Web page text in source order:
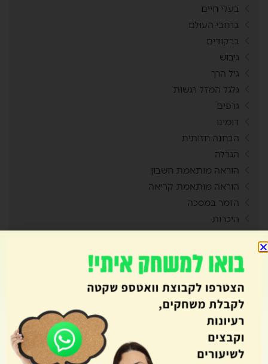
בעלי חיים
ברחבי העולם
ברקודים
גיבוש
גיל הרך
גלגל המזל רגשות
גרפים
דומינו
הבחנה חזותית
הגרלה
הוראה מותאמת חשבון
הוראה מותאמת קריאה
הזמר במסכה
היכרות
השראה למשחקים
התמודדות
וואטסאפ
ויקיקידס
זהירות בדרכים
זום חינמי